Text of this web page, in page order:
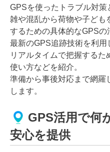
GPSを使ったトラブル対
雑や混乱から荷物や子ども
するための具体的なGPSの
最新のGPS追跡技術を利
リアルタイムで把握する
使い方などを紹介。
準備から事後対応まで網羅
します。
GPS活用で何
安心を提供